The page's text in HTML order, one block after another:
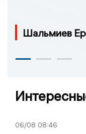
Шальмиев
06/08 08:46